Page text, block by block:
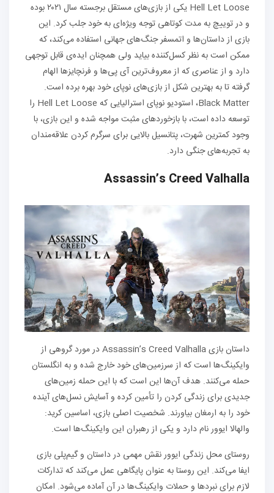
Hell Let Loose یکی از بازی‌های مستقل برجسته سال ۲۰۲۱ بوده
و در توییچ به مدت کوتاهی توجه ویژه‌ای به خود جلب کرد. این
بازی از داستان‌ها و اتمسفر جنگ‌های جهانی استفاده می‌کند، که
ممکن است به نظر کسل‌کننده بیاید ولی همچنان ایده‌ی قابل توجهی
دارد و از عناصری که از معروف‌ترین آی پی‌ها و فرنچایزها الهام
گرفته تا به بهترین شکل از بازی‌های نوپای خود بهره برده است.
Black Matter، استودیو نوپای استرالیایی که Hell Let Loose را
توسعه داده است، با بازخوردهای مثبت مواجه شده و این بازی، با
وجود کمترین شهرت، پتانسیل بالایی برای سرگرم کردن علاقه‌مندان
به تجربه‌های جنگی دارد.
Assassin’s Creed Valhalla
داستان بازی Assassin’s Creed Valhalla در مورد گروهی از
وایکینگ‌ها است که از سرزمین‌های خود خارج شده و به انگلستان
حمله می‌کنند. هدف آن‌ها این است که با این حمله زمین‌های
جدیدی برای زندگی کردن را تأمین کرده و آسایش نسل‌های آینده
خود را به ارمغان بیاورند. شخصیت اصلی بازی، اساسین کرید:
والهالا ایوور نام دارد و یکی از رهبران این وایکینگ‌ها است.
روستای محل زندگی ایوور نقش مهمی در داستان و گیم‌پلی بازی
ایفا می‌کند. این روستا به عنوان پایگاهی عمل می‌کند که تدارکات
لازم برای نبردها و حملات وایکینگ‌ها در آن آماده می‌شود. امکان